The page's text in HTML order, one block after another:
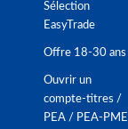
Sélection
EasyTrade
Offre 18-30 ans
Ouvrir un
compte-titres /
PEA / PEA-PME